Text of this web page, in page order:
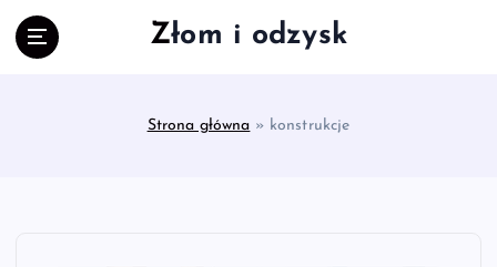
Złom i odzysk
Strona główna » konstrukcje